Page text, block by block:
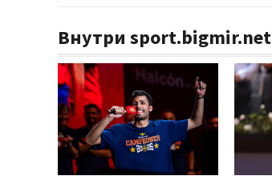
Внутри sport.bigmir.net